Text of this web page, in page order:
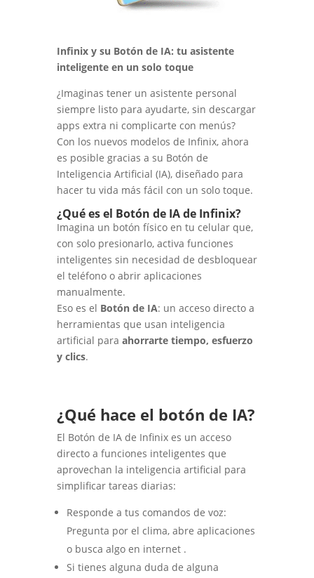
Infinix y su Botón de IA: tu asistente
inteligente en un solo toque
¿Imaginas tener un asistente personal
siempre listo para ayudarte, sin descargar
apps extra ni complicarte con menús?
Con los nuevos modelos de Infinix, ahora
es posible gracias a su Botón de
Inteligencia Artificial (IA), diseñado para
hacer tu vida más fácil con un solo toque.
¿Qué es el Botón de IA de Infinix?
Imagina un botón físico en tu celular que,
con solo presionarlo, activa funciones
inteligentes sin necesidad de desbloquear
el teléfono o abrir aplicaciones
manualmente.
Eso es el Botón de IA: un acceso directo a
herramientas que usan inteligencia
artificial para ahorrarte tiempo, esfuerzo
y clics.
¿Qué hace el botón de IA?
El Botón de IA de Infinix es un acceso
directo a funciones inteligentes que
aprovechan la inteligencia artificial para
simplificar tareas diarias:
Responde a tus comandos de voz:
Pregunta por el clima, abre aplicaciones
o busca algo en internet .
Si tienes alguna duda de alguna